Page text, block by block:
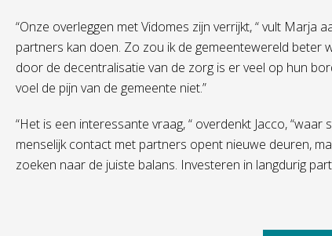
“Onze overleggen met Vidomes zijn verrijkt, “ vult Marja
partners kan doen. Zo zou ik de gemeentewereld beter
door de decentralisatie van de zorg is er veel op hun
voel de pijn van de gemeente niet.”
“Het is een interessante vraag, “ overdenkt Jacco,
menselijk contact met partners opent nieuwe deuren,
zoeken naar de juiste balans. Investeren in langdurig